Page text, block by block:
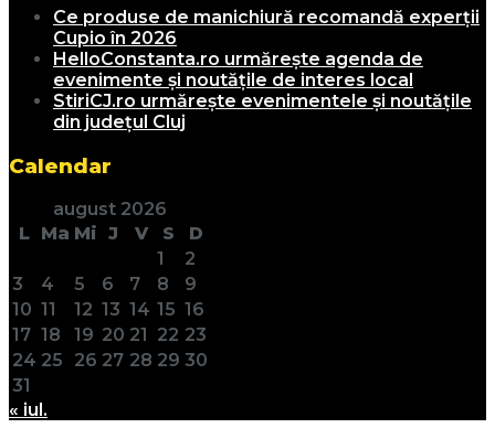
Ce produse de manichiură recomandă experții
Cupio în 2026
HelloConstanta.ro urmărește agenda de
evenimente și noutățile de interes local
StiriCJ.ro urmărește evenimentele și noutățile
din județul Cluj
Calendar
august 2026
L Ma Mi J V S
D
1
2
3
4 5 6 7 8
9
10 11 12 13 14 15 16
17 18 19 20 21 22 23
24 25 26 27 28 29 30
31
« iul.